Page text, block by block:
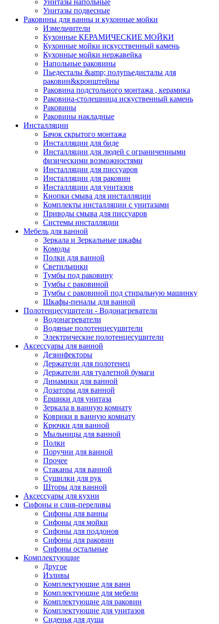
Унитазы напольные
Унитазы подвесные
Раковины для ванны и кухонные мойки
Измельчители
Кухонные КЕРАМИЧЕСКИЕ МОЙКИ
Кухонные мойки искусственный камень
Кухонные мойки нержавейка
Напольные раковины
Пьедесталы &amp; полупьедисталы для
раковин&кронштейны
Раковина подстольного монтажа , керамика
Раковина-столешница искуственный камень
Раковины
Раковины накладные
Инсталляции
Бачок скрытого монтажа
Инсталляции для биде
Инсталляции для людей с ограниченными
физическими возможностями
Инсталляции для писсуаров
Инсталляции для раковин
Инсталляции для унитазов
Кнопки смыва для инсталляции
Комплекты инсталляции с унитазами
Приводы смыва для писсуаров
Системы инсталляции
Мебель для ванной
Зеркала и Зеркальные шкафы
Комоды
Полки для ванной
Светильники
Тумбы под раковину
Тумбы с раковиной
Тумбы с раковиной под стиральную машинку
Шкафы-пеналы для ванной
Полотенцесушители - Водонагреватели
Водонагреватели
Водяные полотенцесушители
Электрические полотенцесушители
Аксессуары для ванной
Дезинфекторы
Держатели для полотенец
Держатели для туалетной бумаги
Динамики для ванной
Дозаторы для ванной
Ёршики для унитаза
Зеркала в ванную комнату
Коврики в ванную комнату
Крючки для ванной
Мыльницы для ванной
Полки
Поручни для ванной
Прочее
Стаканы для ванной
Сушилки для рук
Шторы для ванной
Аксессуары для кухни
Сифоны и слив-переливы
Сифоны для ванны
Сифоны для мойки
Сифоны для поддонов
Сифоны для раковин
Сифоны остальные
Комплектующие
Другое
Изливы
Комплектующие для ванн
Комплектующие для мебели
Комплектующие для раковин
Комплектующие для унитазов
Сиденья для душа